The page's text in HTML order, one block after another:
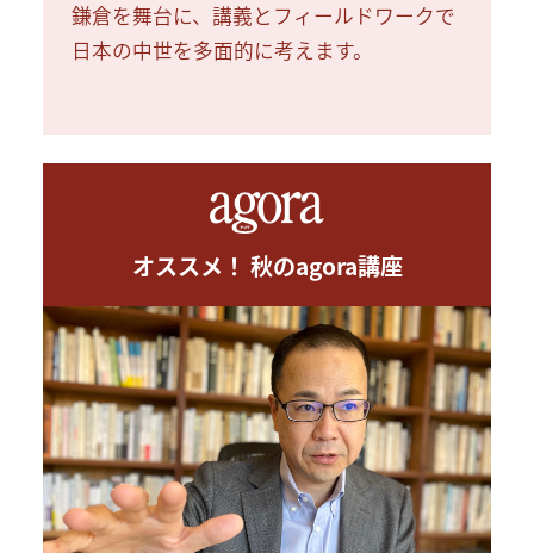
鎌倉を舞台に、講義とフィールドワークで
日本の中世を多面的に考えます。
オススメ！ 秋のagora講座